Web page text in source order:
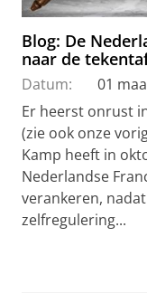
Blog: De
naar de
Datum:
01
Er heerst onrust
(zie ook onze
Kamp heeft in
Nederlandse
verankeren,
zelfregulering...